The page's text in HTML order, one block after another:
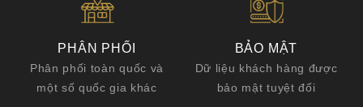
PHÂN PHỐI
Phân phối toàn quốc và
một số quốc gia khác
BẢO MẬT
Dữ liệu khách hàng được
bảo mật tuyệt đối